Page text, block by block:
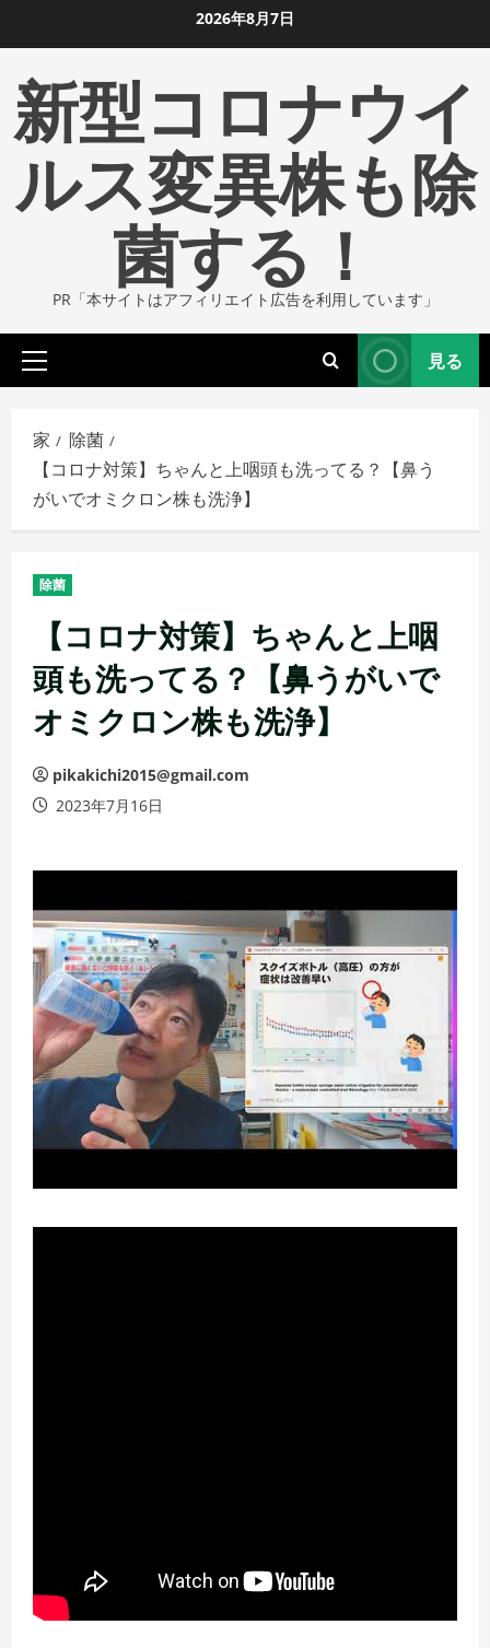
ン
ツ
ま
2026年8月7日
新型コロナウイ
ルス変異株も除
菌する！
PR「本サイトはアフィリエイト広告を利用しています」
プ
イ
マ
リ
メ
ニ
ー
見る
家
除菌
【コロナ対策】ちゃんと上咽頭も洗ってる？【鼻う
がいでオミクロン株も洗浄】
除菌
【コロナ対策】ちゃんと上咽
頭も洗ってる？【鼻うがいで
オミクロン株も洗浄】
pikakichi2015@gmail.com
2023年7月16日